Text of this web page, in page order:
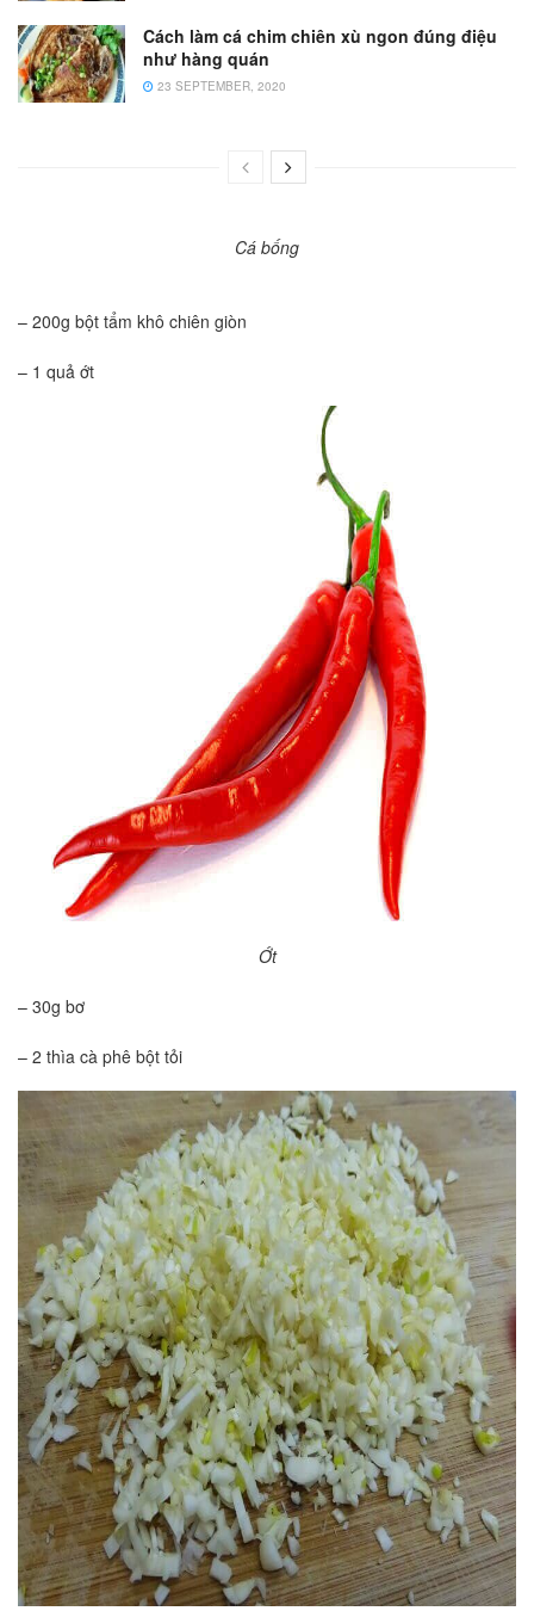
Cách làm cá chim chiên xù ngon đúng điệu
như hàng quán
23 SEPTEMBER, 2020
Cá bống
– 200g bột tẩm khô chiên giòn
– 1 quả ớt
Ớt
– 30g bơ
– 2 thìa cà phê bột tỏi